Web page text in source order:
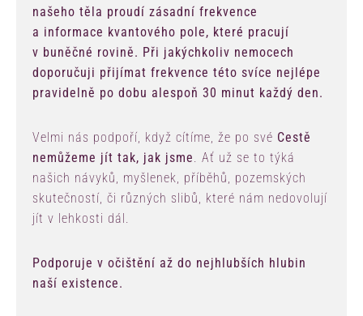
našeho těla proudí zásadní frekvence
a informace kvantového pole, které pracují
v buněčné rovině. Při jakýchkoliv nemocech
doporučuji přijímat frekvence této svíce nejlépe
pravidelně po dobu alespoň 30 minut každý den.
Velmi nás podpoří, když cítíme, že po své Cestě
nemůžeme jít tak, jak jsme
. Ať už se to týká
našich návyků, myšlenek, příběhů, pozemských
skutečností, či různých slibů, které nám nedovolují
jít v lehkosti dál.
Podporuje v očištění až do nejhlubších hlubin
naší existence.